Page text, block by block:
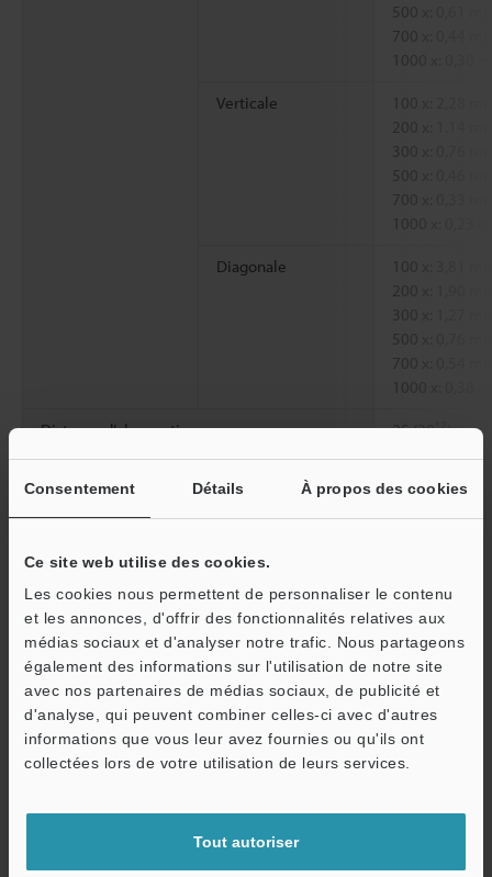
Consentement Détails À propos des cookies
Ce site web utilise des cookies.
Les cookies nous permettent de personnaliser le contenu
et les annonces, d'offrir des fonctionnalités relatives aux
médias sociaux et d'analyser notre trafic. Nous partageons
également des informations sur l'utilisation de notre site
avec nos partenaires de médias sociaux, de publicité et
d'analyse, qui peuvent combiner celles-ci avec d'autres
informations que vous leur avez fournies ou qu'ils ont
collectées lors de votre utilisation de leurs services.
Tout autoriser
500 x: 0,61
700 x: 0,44
Verticale
200 x: 1.14
300 x: 0,76
500 x: 0,46
700 x: 0,33
Diagonale
200 x: 1,90
300 x: 1,27
500 x: 0,76
700 x: 0,54
1000 x: 0,38
Distance d’observation 25 (20*2) mm
*1Grossissement sur un moniteur 15".
*2Avec l’unité de base pour double éclairage (OP-88164) et
Fiche technique (PDF)
Autres modèles
Guides techniques
Fiche technique (PDF)